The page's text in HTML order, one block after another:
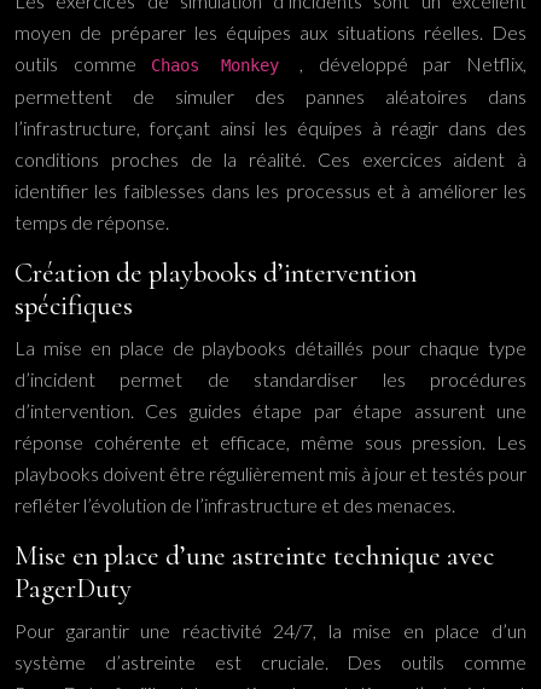
moyen de préparer les équipes aux situations réelles. Des
outils comme
Chaos Monkey , développé par Netflix,
permettent de simuler des pannes aléatoires dans
l’infrastructure, forçant ainsi les équipes à réagir dans des
conditions proches de la réalité. Ces exercices aident à
identifier les faiblesses dans les processus et à améliorer les
temps de réponse.
Création de playbooks d’intervention
spécifiques
La mise en place de playbooks détaillés pour chaque type
d’incident permet de standardiser les procédures
d’intervention. Ces guides étape par étape assurent une
réponse cohérente et efficace, même sous pression. Les
playbooks doivent être régulièrement mis à jour et testés pour
refléter l’évolution de l’infrastructure et des menaces.
Mise en place d’une astreinte technique avec
PagerDuty
Pour garantir une réactivité 24/7, la mise en place d’un
système d’astreinte est cruciale. Des outils comme